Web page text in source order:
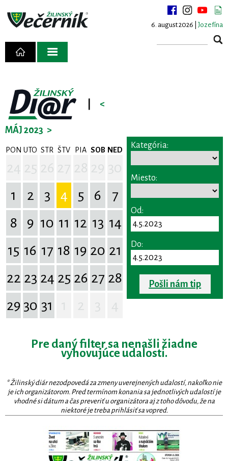
6. august 2026 | Jozefína
<
MÁJ 2023 >
PON UTO STR ŠTV PIA SOB NED
1
2 3 4 5 6
7
8
9 10 11 12 13 14
15 16 17 18 19 20 21
22 23 24 25 26 27 28
29 30 31
Kategória:
Miesto:
Od:
Do:
Pošli nám tip
Pre daný filter sa nenašli žiadne
vyhovujúce udalosti.
* Žilinský diár nezodpovedá za zmeny uverejnených udalostí, nakoľko nie
je ich organizátorom. Pred termínom konania sa jednotlivých udalostí je
vhodné si dátum a čas preveriť u organizátora aj z toho dôvodu, že na
niektoré je treba prihlásiť sa vopred.